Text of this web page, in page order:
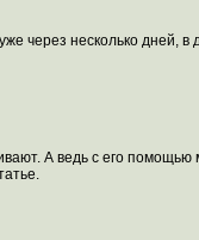
через несколько дней, в
А ведь с его